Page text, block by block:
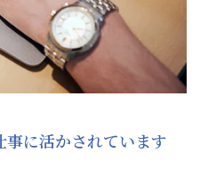
事に活かされています